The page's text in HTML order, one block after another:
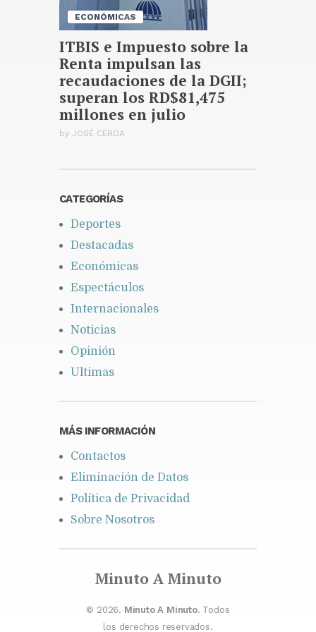
ECONÓMICAS
ITBIS e Impuesto sobre la
Renta impulsan las
recaudaciones de la DGII;
superan los RD$81,475
millones en julio
by JOSÉ CERDA
CATEGORÍAS
Deportes
Destacadas
Económicas
Espectáculos
Internacionales
Noticias
Opinión
Ultimas
MÁS INFORMACIÓN
Contactos
Eliminación de Datos
Política de Privacidad
Sobre Nosotros
Minuto A Minuto
© 2026. Minuto A Minuto. Todos
los derechos reservados.